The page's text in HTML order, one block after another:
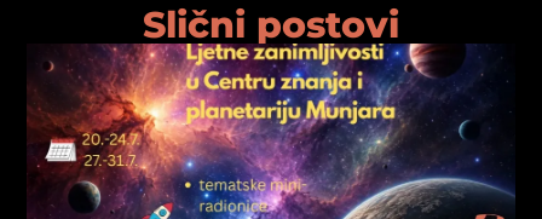
Slični postovi